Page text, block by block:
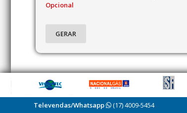
Opcional
Televendas/Whatsapp (17) 4009-5454